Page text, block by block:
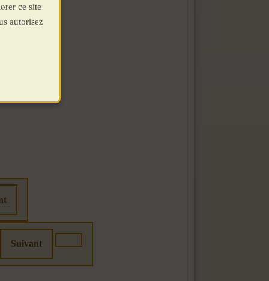
Suivant
ce site
autorisez